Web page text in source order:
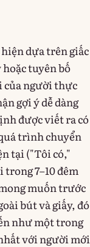
dựa trên giấc
tuyên bố
của người thực
gợi ý dễ dàng
được viết ra có
trình chuyển
tại ("Tôi có,"
7–10 đêm
muốn trước
bút và giấy, đó
như một trong
với người mới